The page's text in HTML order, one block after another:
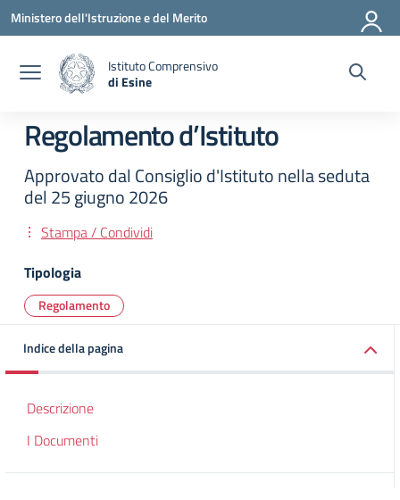
Vai ai contenuti
Vai al menu di navigazione
Vai al footer
Ministero dell'Istruzione e del Merito
Istituto Comprensivo
di Esine
Regolamento d’Istituto
Approvato dal Consiglio d'Istituto nella seduta
del 25 giugno 2026
Stampa / Condividi
Tipologia
Regolamento
Indice della pagina
Descrizione
I Documenti